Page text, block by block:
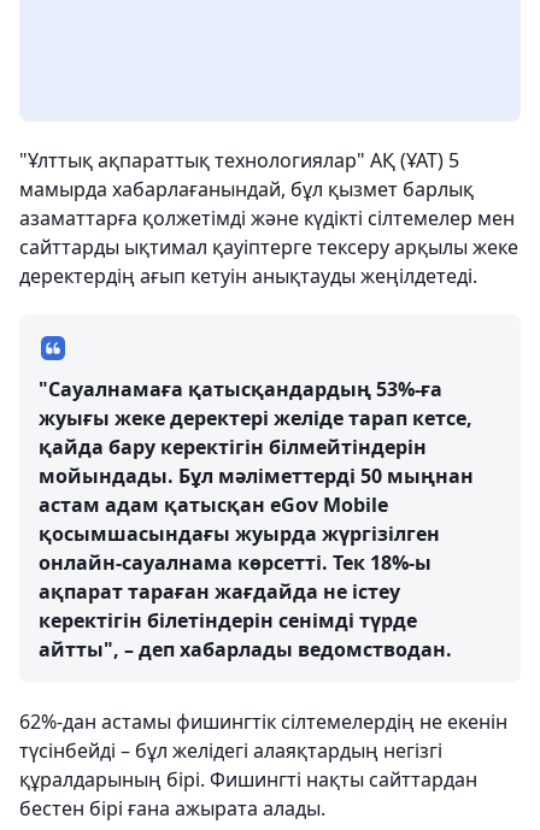
"Ұлттық ақпараттық технологиялар" АҚ (ҰАТ) 5
мамырда хабарлағанындай, бұл қызмет барлық
азаматтарға қолжетімді және күдікті сілтемелер мен
сайттарды ықтимал қауіптерге тексеру арқылы жеке
деректердің ағып кетуін анықтауды жеңілдетеді.
"Сауалнамаға қатысқандардың 53%-ға
жуығы жеке деректері желіде тарап кетсе,
қайда бару керектігін білмейтіндерін
мойындады. Бұл мәліметтерді 50 мыңнан
астам адам қатысқан eGov Mobile
қосымшасындағы жуырда жүргізілген
онлайн-сауалнама көрсетті. Тек 18%-ы
ақпарат тараған жағдайда не істеу
керектігін білетіндерін сенімді түрде
айтты", – деп хабарлады ведомстводан.
62%-дан астамы фишингтік сілтемелердің не екенін
түсінбейді – бұл желідегі алаяқтардың негізгі
құралдарының бірі. Фишингті нақты сайттардан
бестен бірі ғана ажырата алады.